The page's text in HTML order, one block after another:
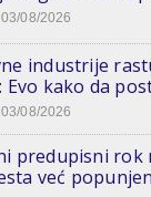
08/2026
industrije
Evo kako da
08/2026
predupisni rok
već